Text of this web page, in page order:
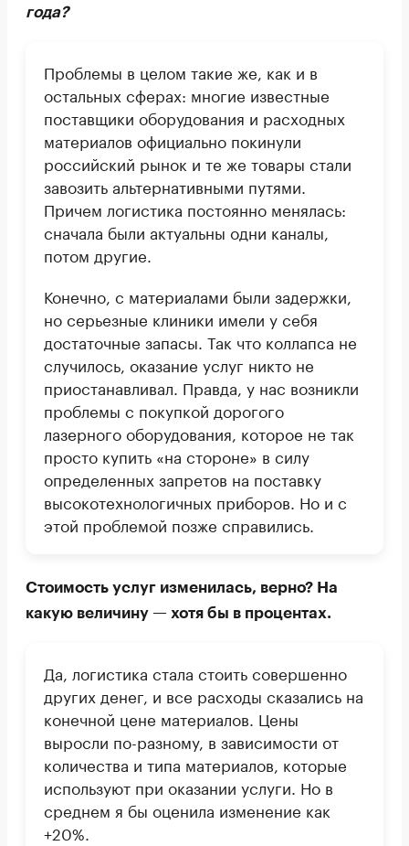
года?
Проблемы в целом такие же, как и в
остальных сферах: многие известные
поставщики оборудования и расходных
материалов официально покинули
российский рынок и те же товары стали
завозить альтернативными путями.
Причем логистика постоянно менялась:
сначала были актуальны одни каналы,
потом другие.
Конечно, с материалами были задержки,
но серьезные клиники имели у себя
достаточные запасы. Так что коллапса не
случилось, оказание услуг никто не
приостанавливал. Правда, у нас возникли
проблемы с покупкой дорогого
лазерного оборудования, которое не так
просто купить «на стороне» в силу
определенных запретов на поставку
высокотехнологичных приборов. Но и с
этой проблемой позже справились.
Стоимость услуг изменилась, верно? На
какую величину — хотя бы в процентах.
Да, логистика стала стоить совершенно
других денег, и все расходы сказались на
конечной цене материалов. Цены
выросли по-разному, в зависимости от
количества и типа материалов, которые
используют при оказании услуги. Но в
среднем я бы оценила изменение как
+20%.